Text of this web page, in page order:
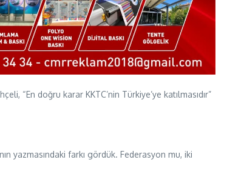
“En doğru karar KKTC’nin Türkiye’ye katılmasıdır”
yazmasındaki farkı gördük. Federasyon mu, iki